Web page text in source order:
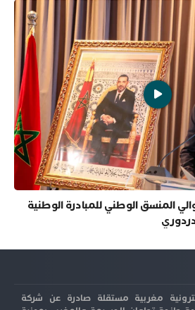
المنسق الوطني للمبادرة الوطنية
مغربية مستقلة صادرة عن شركة